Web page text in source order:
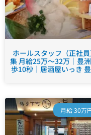
ホールスタッフ（正社
集 月給25万～32万｜豊
歩10秒｜居酒屋いっき
月給 30万